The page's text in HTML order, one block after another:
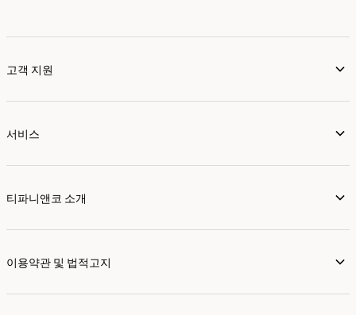
고객 지원
서비스
티파니앤코 소개
이용약관 및 법적고지